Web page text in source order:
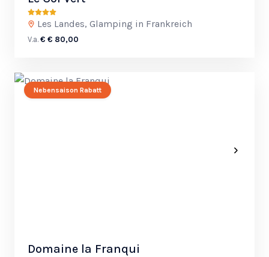
Les Landes, Glamping in Frankreich
V.a. € € 80,00
Nebensaison Rabatt
Domaine la Franqui